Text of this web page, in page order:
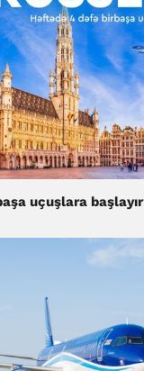
uçuşlara başlayır